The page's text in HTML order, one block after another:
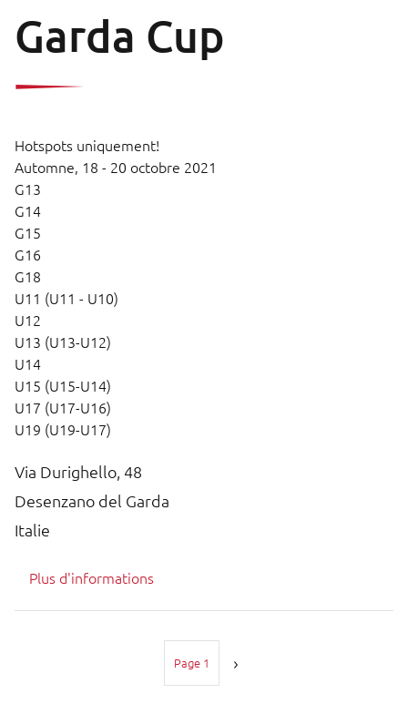
Garda Cup
Hotspots uniquement!
Automne, 18 - 20 octobre 2021
G13
G14
G15
G16
G18
U11 (U11 - U10)
U12
U13 (U13-U12)
U14
U15 (U15-U14)
U17 (U17-U16)
U19 (U19-U17)
Via Durighello, 48
Desenzano del Garda
Italie
Plus d'informations
Page 1